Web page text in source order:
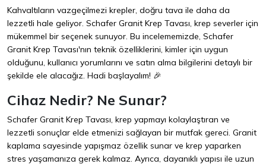
Kahvaltıların vazgeçilmezi krepler, doğru tava ile daha da
lezzetli hale geliyor. Schafer Granit Krep Tavası, krep severler için
mükemmel bir seçenek sunuyor. Bu incelememizde, Schafer
Granit Krep Tavası'nın teknik özelliklerini, kimler için uygun
olduğunu, kullanıcı yorumlarını ve satın alma bilgilerini detaylı bir
şekilde ele alacağız. Hadi başlayalım! 🎉
Cihaz Nedir? Ne Sunar?
Schafer Granit Krep Tavası, krep yapmayı kolaylaştıran ve
lezzetli sonuçlar elde etmenizi sağlayan bir mutfak gereci. Granit
kaplama sayesinde yapışmaz özellik sunar ve krep yaparken
stres yaşamanıza gerek kalmaz. Ayrıca, dayanıklı yapısı ile uzun